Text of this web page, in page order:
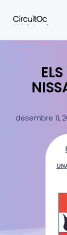
contingut
desembre 11,